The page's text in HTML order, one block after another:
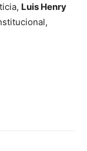
Luis Henry